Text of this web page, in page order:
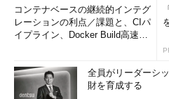
コンテナベースの継続的インテグ
レーションの利点／課題と、CIパ
イプライン、Docker Build高速化
全員がリーダーシ
財を育成する